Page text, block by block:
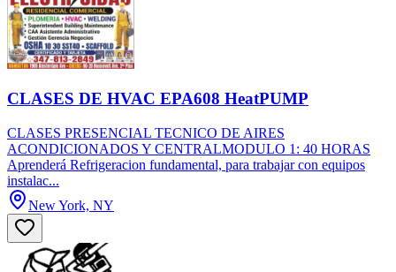
CLASES DE HVAC EPA608 HeatPUMP
CLASES PRESENCIAL TECNICO DE AIRES
ACONDICIONADOS Y CENTRALMODULO 1: 40 HORAS
Aprenderá Refrigeracion fundamental, para trabajar con equipos
instalac...
New York, NY